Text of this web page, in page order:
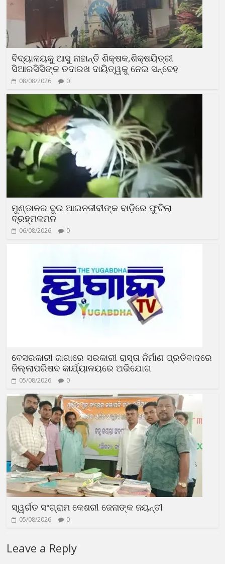
ବିଦ୍ୟାଳୟକୁ ଆସୁ ନାହାନ୍ତି ଶିକ୍ଷକ,ଶିକ୍ଷୟିତ୍ରୀ
ସିଆରସିସିଙ୍କ ତଦାରଖ ଦାୟିତ୍ୱକୁ ନେଇ ସନ୍ଦେହ
08/08/2026 0
ମୁଣ୍ଡାଳର ଦୁଇ ଆଇନଜୀବୀଙ୍କ ବାଡ଼ିରେ ଫୁଟିଲା
ବ୍ରହ୍ମକମଳ
06/08/2026 0
ବେସରକାରୀ ଜାଗାରେ ସରକାରୀ ରାସ୍ତା ନିର୍ମାଣ ପ୍ରତିବାଦରେ
ଜିଲ୍ଲାପରିଷଦ କାର୍ଯ୍ୟାଳୟରେ ଅଭିଯୋଗ
05/08/2026 0
ସ୍ୱର୍ଗତ ସଂଗ୍ରାମ କେଶରୀ ଜେନାଙ୍କ ଜୟନ୍ତୀ
05/08/2026 0
Leave a Reply